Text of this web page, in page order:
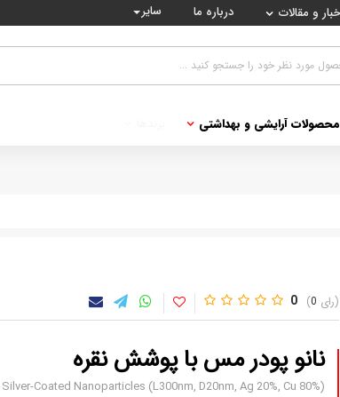
و مقالات درباره ما سایر
محصولات آرایشی و بهداشتی
0 0
نانو پودر مس با پوشش نقره
Coated Nanoparticles (L300nm, D20nm, Ag 20%, Cu 80%)